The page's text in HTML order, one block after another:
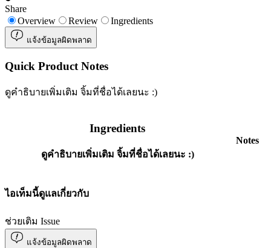
Share
Overview
Review Ingredients
แจ้งข้อมูลผิดพลาด
Quick Product Notes
ดูคำธิบายเพิ่มเติม จิ้มที่ชื่อได้เลยนะ :)
Ingredients
ดูคำธิบายเพิ่มเติม จิ้มที่ชื่อได้เลยนะ :)
Notes
ไอเท็มนี้ดูแลเกี่ยวกับ
ช่วยเติม Issue
แจ้งข้อมูลผิดพลาด